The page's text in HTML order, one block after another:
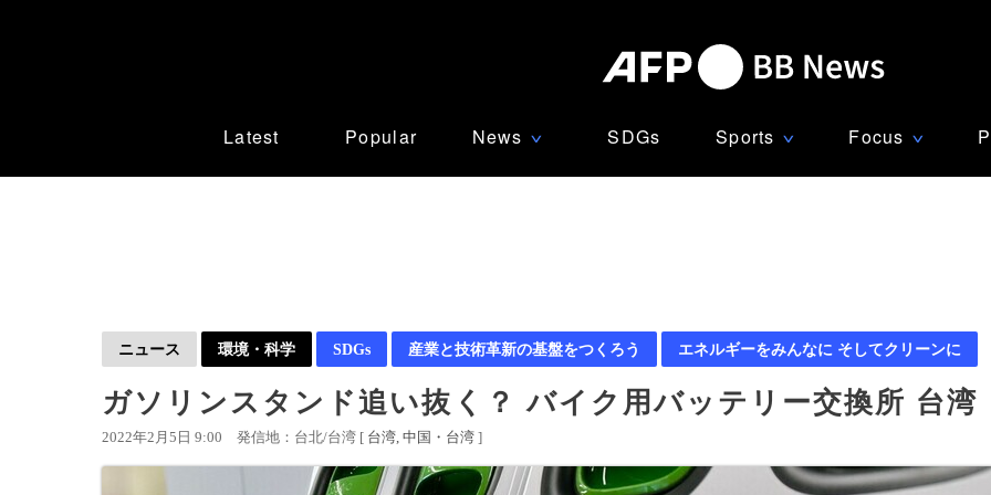
Latest Popular News ∨ SDGs Sports ∨ Focus ∨
ニュース 環境・科学 SDGs 産業と技術革新の基盤をつくろう エネルギーをみんなに そしてクリーンに
ガソリンスタンド追い抜く？ バイク用バッテリー交換所 台湾
2022年2月5日 9:00 発信地：台北/台湾 [ 台湾 中国・台湾 ]